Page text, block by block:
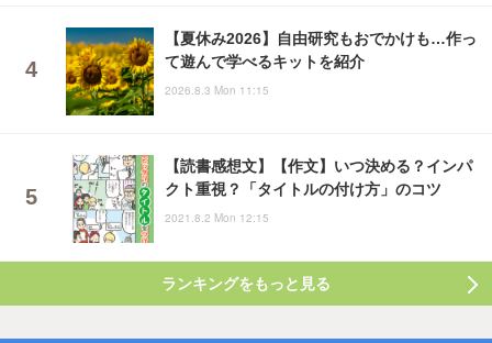
【夏休み2026】自由研究もおでかけも…作っ
て遊んで学べるキットを紹介
2026.8.3 Mon 11:15
【読書感想文】【作文】いつ決める？インパ
クト重視？「タイトルの付け方」のコツ
2021.8.2 Mon 12:15
ランキングをもっと見る